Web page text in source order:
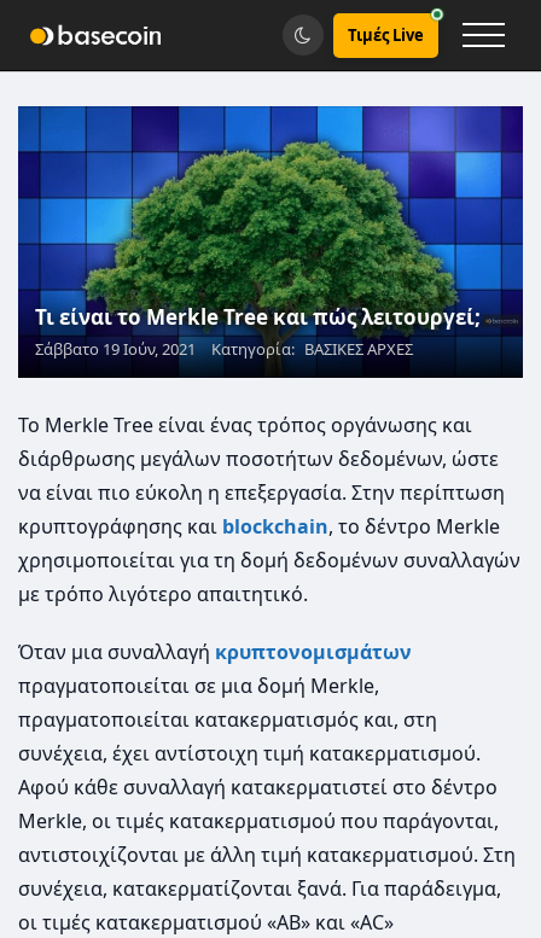
Τιμές Live
Τι είναι το Merkle Tree και πώς λειτουργεί;
Σάββατο 19 Ιούν, 2021 Κατηγορία: ΒΑΣΙΚΕΣ ΑΡΧΕΣ
Το Merkle Tree είναι ένας τρόπος οργάνωσης και
διάρθρωσης μεγάλων ποσοτήτων δεδομένων, ώστε
να είναι πιο εύκολη η επεξεργασία. Στην περίπτωση
κρυπτογράφησης και blockchain, το δέντρο Merkle
χρησιμοποιείται για τη δομή δεδομένων συναλλαγών
με τρόπο λιγότερο απαιτητικό.
Όταν μια συναλλαγή κρυπτονομισμάτων
πραγματοποιείται σε μια δομή Merkle,
πραγματοποιείται κατακερματισμός και, στη
συνέχεια, έχει αντίστοιχη τιμή κατακερματισμού.
Αφού κάθε συναλλαγή κατακερματιστεί στο δέντρο
Merkle, οι τιμές κατακερματισμού που παράγονται,
αντιστοιχίζονται με άλλη τιμή κατακερματισμού. Στη
συνέχεια, κατακερματίζονται ξανά. Για παράδειγμα,
οι τιμές κατακερματισμού «AB» και «AC»